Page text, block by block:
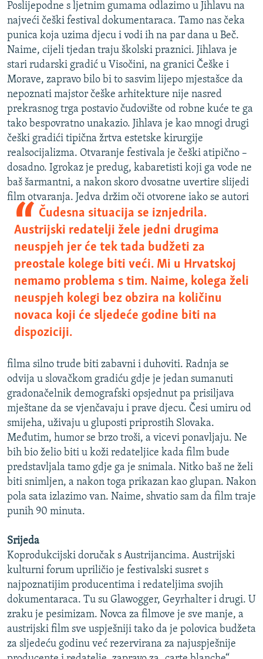
Poslijepodne s ljetnim gumama odlazimo u Jihlavu na
najveći češki festival dokumentaraca. Tamo nas čeka
punica koja uzima djecu i vodi ih na par dana u Beč.
Naime, cijeli tjedan traju školski praznici. Jihlava je
stari rudarski gradić u Visočini, na granici Češke i
Morave, zapravo bilo bi to sasvim lijepo mjestašce da
nepoznati majstor češke arhitekture nije nasred
prekrasnog trga postavio čudovište od robne kuće te ga
tako bespovratno unakazio. Jihlava je kao mnogi drugi
češki gradići tipična žrtva estetske kirurgije
realsocijalizma. Otvaranje festivala je češki atipično –
dosadno. Igrokaz je predug, kabaretisti koji ga vode ne
baš šarmantni, a nakon skoro dvosatne uvertire slijedi
film otvaranja. Jedva držim oči otvorene iako
Čudesna situacija se iznjedrila.
Austrijski redatelji žele jedni drugima
neuspjeh jer će tek tada budžeti za
preostale kolege biti veći. Mi u Hrvatskoj
nemamo problema s tim. Naime, kolega želi
neuspjeh kolegi bez obzira na količinu
novaca koji će sljedeće godine biti na
dispoziciji.
se autori
filma silno trude biti zabavni i duhoviti. Radnja se
odvija u slovačkom gradiću gdje je jedan sumanuti
gradonačelnik demografski opsjednut pa prisiljava
mještane da se vjenčavaju i prave djecu. Česi umiru od
smijeha, uživaju u gluposti priprostih Slovaka.
Međutim, humor se brzo troši, a vicevi ponavljaju. Ne
bih bio želio biti u koži redateljice kada film bude
predstavljala tamo gdje ga je snimala. Nitko baš ne želi
biti snimljen, a nakon toga prikazan kao glupan. Nakon
pola sata izlazimo van. Naime, shvatio sam da film traje
punih 90 minuta.
Srijeda
Koprodukcijski doručak s Austrijancima. Austrijski
kulturni forum upriličio je festivalski susret s
najpoznatijim producentima i redateljima svojih
dokumentaraca. Tu su Glawogger, Geyrhalter i drugi. U
zraku je pesimizam. Novca za filmove je sve manje, a
austrijski film sve uspješniji tako da je polovica budžeta
za sljedeću godinu već rezervirana za najuspješnije